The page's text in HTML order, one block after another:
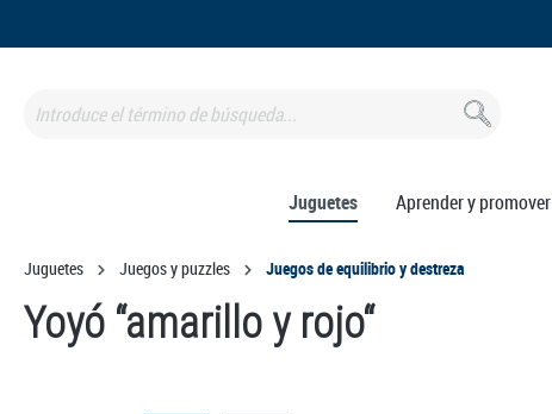
Juguetes Aprender y promover
Juguetes Juegos y puzzles Juegos de equilibrio y destreza
Yoyó “amarillo y rojo“